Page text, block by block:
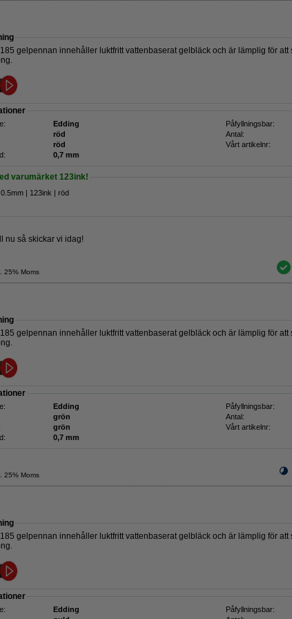
gelpennan innehåller luktfritt vattenbaserat gelbläck och är lämplig för att
Edding Påfyllningsbar:
röd Antal:
röd Vårt artikelnr:
0,7 mm
varumärket 123ink!
| 123ink | röd
nu så skickar vi idag!
25% Moms
gelpennan innehåller luktfritt vattenbaserat gelbläck och är lämplig för att
Edding Påfyllningsbar:
grön Antal:
grön Vårt artikelnr:
0,7 mm
25% Moms
gelpennan innehåller luktfritt vattenbaserat gelbläck och är lämplig för att
Edding Påfyllningsbar: